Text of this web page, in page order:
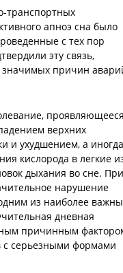
транспортных
апноэ сна было
с тех пор
эту связь,
значимых причин
верхних
и ухудшением, а иногда
кислорода в легкие
дыхания во сне. При
нарушение
из наиболее
дневная
причинным
серьезными формами